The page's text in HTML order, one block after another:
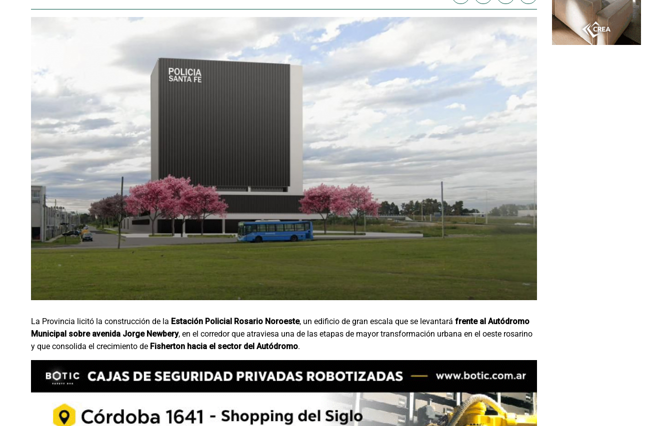
La Provincia licitó la construcción de la Estación Policial Rosario Noroeste, un edificio de gran escala que se levantará frente al Autódromo
Municipal sobre avenida Jorge Newbery, en el corredor que atraviesa una de las etapas de mayor transformación urbana en el oeste rosarino
y que consolida el crecimiento de Fisherton hacia el sector del Autódromo.